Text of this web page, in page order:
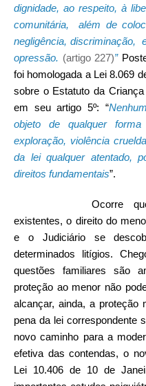
dignidade, ao respeito, à
comunitária, além de
negligência, discriminação,
opressão. (artigo 227)”
foi homologada a Lei 8.069
sobre o Estatuto da
em seu artigo 5º: “
objeto de qualquer forma
exploração, violência
da lei qualquer atentado,
direitos fundamentais”.
Ocorre
existentes, o direito do
e o Judiciário se
determinados litígios.
questões familiares são
proteção ao menor não
alcançar, ainda, a proteção
pena da lei correspondente
novo caminho para a
efetiva das contendas, o
Lei 10.406 de 10 de